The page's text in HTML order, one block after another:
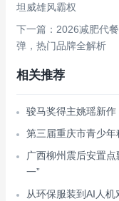
坦威雄风霸权
下一篇：2026减肥代
弹，热门品牌全解析
相关推荐
骏马奖得主姚瑶新
第三届重庆市青少
广西柳州震后安置
一”
从环保服装到AI人机